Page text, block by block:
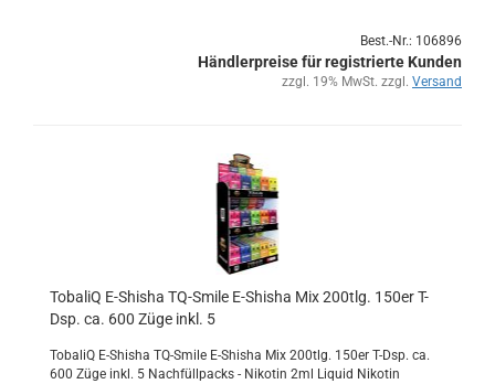
Best.-Nr.: 106896
Händlerpreise für registrierte Kunden
zzgl. 19% MwSt. zzgl. Versand
To­ba­liQ E-​Shi­sha TQ-​Smile E-​Shi­sha Mix 200tlg. 150er T-
Dsp. ca. 600 Züge inkl. 5
To­ba­liQ E-​Shisha TQ-​Smile E-​Shisha Mix 200tlg. 150er T-Dsp. ca.
600 Züge inkl. 5 Nach­füll­packs - Ni­ko­tin 2ml Li­quid Ni­ko­tin